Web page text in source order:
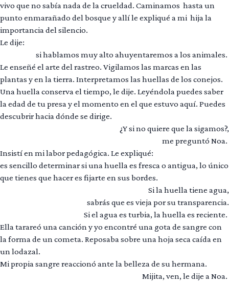
vivo que no sabía nada de la crueldad. Caminamos hasta un
punto enmarañado del bosque y allí le expliqué a mi hija la
importancia del silencio.
Le dije:
si hablamos muy alto ahuyentaremos a los animales.
Le enseñé el arte del rastreo. Vigilamos las marcas en las
plantas y en la tierra. Interpretamos las huellas de los conejos.
Una huella conserva el tiempo, le dije. Leyéndola puedes saber
la edad de tu presa y el momento en el que estuvo aquí. Puedes
descubrir hacia dónde se dirige.
¿Y si no quiere que la sigamos?,
me preguntó Noa.
Insistí en mi labor pedagógica. Le expliqué:
es sencillo determinar si una huella es fresca o antigua, lo único
que tienes que hacer es fijarte en sus bordes.
Si la huella tiene agua,
sabrás que es vieja por su transparencia.
Si el agua es turbia, la huella es reciente.
Ella tarareó una canción y yo encontré una gota de sangre con
la forma de un cometa. Reposaba sobre una hoja seca caída en
un lodazal.
Mi propia sangre reaccionó ante la belleza de su hermana.
Mijita, ven, le dije a Noa.